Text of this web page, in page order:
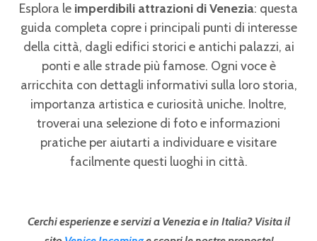
Esplora le imperdibili attrazioni di Venezia: questa
guida completa copre i principali punti di interesse
della città, dagli edifici storici e antichi palazzi, ai
ponti e alle strade più famose. Ogni voce è
arricchita con dettagli informativi sulla loro storia,
importanza artistica e curiosità uniche. Inoltre,
troverai una selezione di foto e informazioni
pratiche per aiutarti a individuare e visitare
facilmente questi luoghi in città.
Cerchi esperienze e servizi a Venezia e in Italia? Visita il